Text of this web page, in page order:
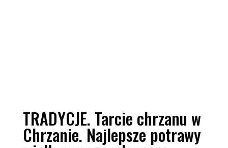
TRADYCJE. Tarcie chrzanu w
Chrzanie. Najlepsze potrawy